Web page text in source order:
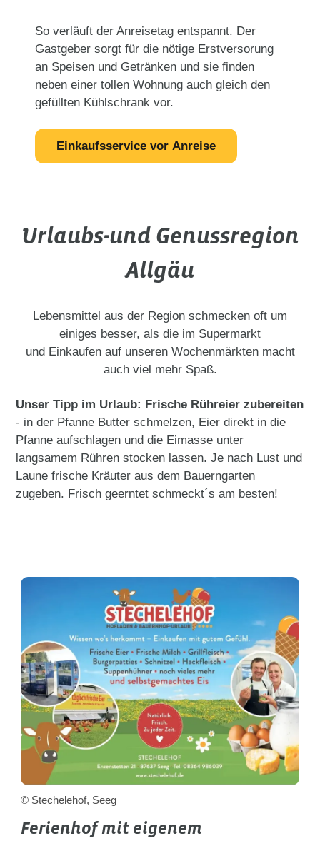
So verläuft der Anreisetag entspannt. Der
Gastgeber sorgt für die nötige Erstversorung
an Speisen und Getränken und sie finden
neben einer tollen Wohnung auch gleich den
gefüllten Kühlschrank vor.
Einkaufsservice vor Anreise
Urlaubs-und Genussregion
Allgäu
Lebensmittel aus der Region schmecken oft um
einiges besser, als die im Supermarkt
und Einkaufen auf unseren Wochenmärkten macht
auch viel mehr Spaß.
Unser Tipp im Urlaub: Frische Rühreier zubereiten
- in der Pfanne Butter schmelzen, Eier direkt in die
Pfanne aufschlagen und die Eimasse unter
langsamem Rühren stocken lassen. Je nach Lust und
Laune frische Kräuter aus dem Bauerngarten
zugeben. Frisch geerntet schmeckt´s am besten!
© Stechelehof, Seeg
Ferienhof mit eigenem